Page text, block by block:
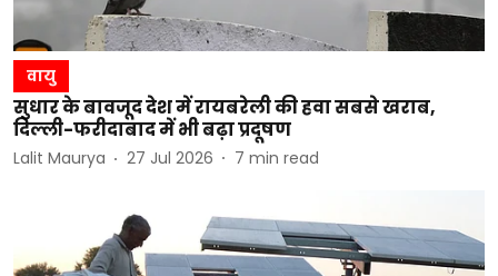
वायु
सुधार के बावजूद देश में रायबरेली की हवा सबसे खराब,
दिल्ली-फरीदाबाद में भी बढ़ा प्रदूषण
Lalit Maurya 27 Jul 2026 7 min read